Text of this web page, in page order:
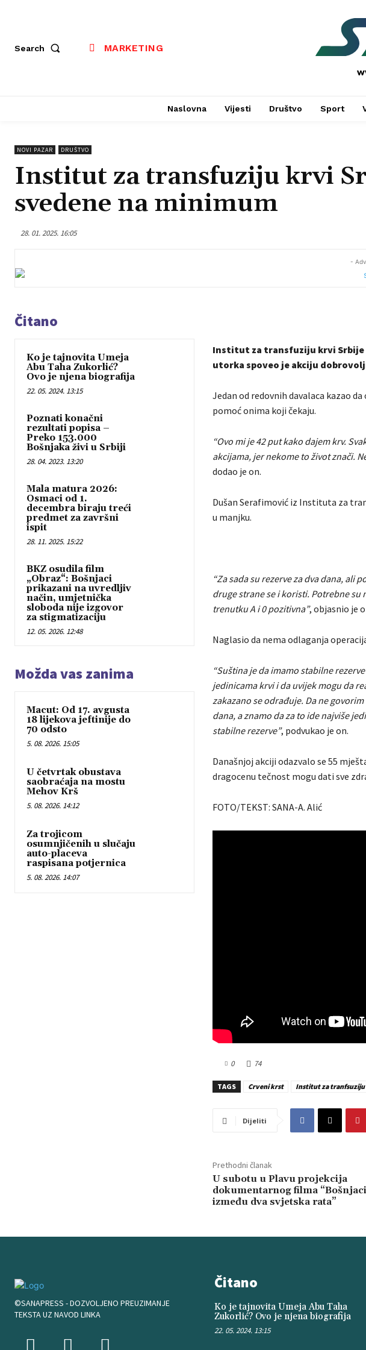
Search MARKETING
Naslovna Vijesti Društvo Sport
NOVI PAZAR DRUŠTVO
Institut za transfuziju krvi
svedene na minimum
28. 01. 2025. 16:05
-
Čitano
Ko je tajnovita Umeja
Abu Taha Zukorlić?
Ovo je njena biografija
22. 05. 2024. 13:15
Poznati konačni
rezultati popisa –
Preko 153.000
Bošnjaka živi u Srbiji
28. 04. 2023. 13:20
Mala matura 2026:
Osmaci od 1.
decembra biraju treći
predmet za završni
ispit
28. 11. 2025. 15:22
BKZ osudila film
„Obraz“: Bošnjaci
prikazani na uvredljiv
način, umjetnička
sloboda nije izgovor
za stigmatizaciju
12. 05. 2026. 12:48
Možda vas zanima
Macut: Od 17. avgusta
18 lijekova jeftinije do
70 odsto
5. 08. 2026. 15:05
U četvrtak obustava
saobraćaja na mostu
Mehov Krš
5. 08. 2026. 14:12
Za trojicom
osumnjičenih u slučaju
auto-placeva
raspisana potjernica
5. 08. 2026. 14:07
Institut za transfuziju krvi Srbije
utorka spoveo je akciju
Jedan od redovnih davalaca kazao
pomoć onima koji čekaju.
“Ovo mi je 42 put kako dajem krv.
akcijama, jer nekome to život znači.
dodao je on.
Dušan Serafimović iz Instituta za
u manjku.
“Za sada su rezerve za dva dana, ali
druge strane se i koristi. Potrebne su
trenutku A i 0 pozitivna”, objasnio je
Naglasio da nema odlaganja
“Suština je da imamo stabilne
jedinicama krvi i da uvijek mogu da
zakazano se odrađuje. Da ne
dana, a znamo da za to ide najviše
stabilne rezerve”, podvukao je on.
Današnjoj akciji odazvalo se 55
dragocenu tečnost mogu dati sve
FOTO/TEKST: SANA-A. Alić
0 74
TAGS Crveni krst Institut za
Dijeliti
Prethodni članak
U subotu u Plavu projekcija
dokumentarnog filma “Bošnjaci
između dva svjetska rata”
©SANAPRESS - DOZVOLJENO PREUZIMANJE
TEKSTA UZ NAVOD LINKA
Čitano
Ko je tajnovita Umeja Abu Taha
Zukorlić? Ovo je njena biografija
22. 05. 2024. 13:15